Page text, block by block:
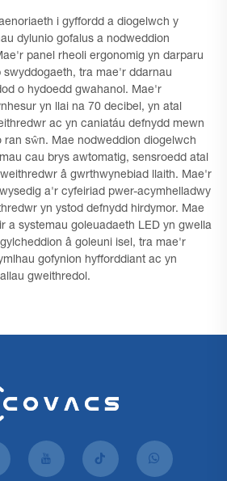
i gyffordd a diogelwch y
dylunio gofalus a nodweddion
panel rheoli ergonomig yn darparu
swyddogaeth, tra mae'r ddarnau
o hydoedd gwahanol. Mae'r
yn llai na 70 decibel, yn atal
ac yn caniatáu defnydd mewn
ran sŵn. Mae nodweddion diogelwch
cau brys awtomatig, sensroedd atal
â gwrthwynebiad llaith. Mae'r
a'r cyfeiriad pwer-acymhelladwy
yn ystod defnydd hirdymor. Mae
a systemau goleuadaeth LED yn gwella
â goleuni isel, tra mae'r
gofynion hyfforddiant ac yn
gweithredol.